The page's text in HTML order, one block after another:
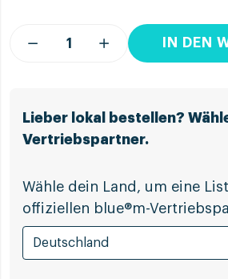
IN DEN
Lieber lokal bestellen?
Vertriebspartner.
Wähle dein Land, um eine
offiziellen blue®m-